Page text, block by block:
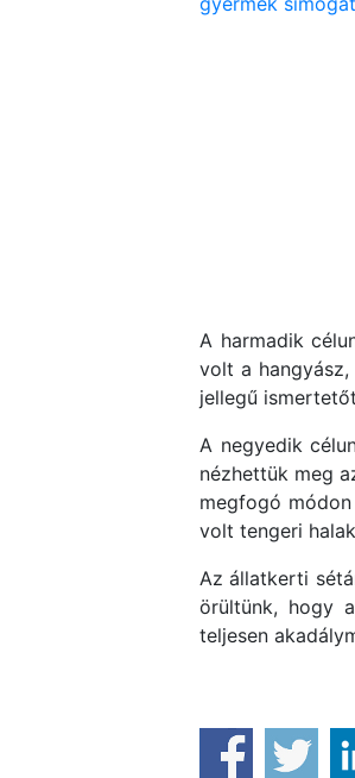
A harmadik
volt a
jellegű
A negyedik
nézhettük meg
megfogó
volt tengeri
Az állatkerti
örültünk, hogy
teljesen